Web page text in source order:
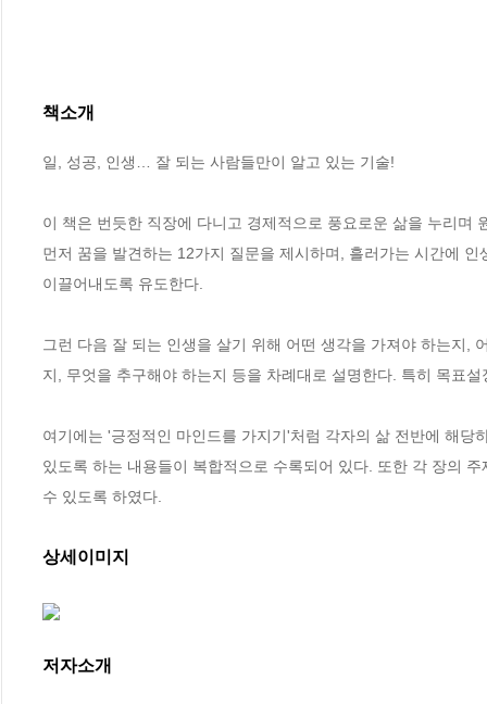
책소개
일, 성공, 인생… 잘 되는 사람들만이 알고 있는 기술!
이 책은 번듯한 직장에 다니고 경제적으로 풍요로운 삶을 누리며
먼저 꿈을 발견하는 12가지 질문을 제시하며, 흘러가는 시간에
이끌어내도록 유도한다.
그런 다음 잘 되는 인생을 살기 위해 어떤 생각을 가져야 하는지,
지, 무엇을 추구해야 하는지 등을 차례대로 설명한다. 특히 목표
여기에는 '긍정적인 마인드를 가지기'처럼 각자의 삶 전반에 해
있도록 하는 내용들이 복합적으로 수록되어 있다. 또한 각 장의
수 있도록 하였다.
상세이미지
저자소개